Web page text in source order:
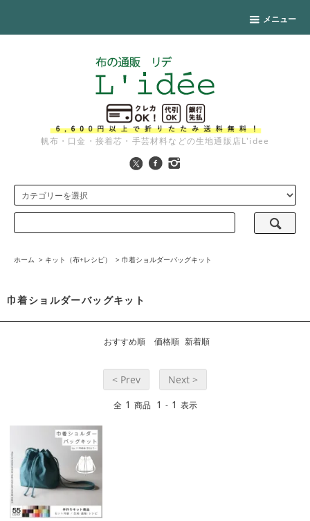
メニュー
帆布・口金・接着芯・手芸材料などの生地通販店L'idee
ホーム > キット（布+レシピ） > 巾着ショルダーバッグキット
巾着ショルダーバッグキット
おすすめ順 価格順 新着順
< Prev Next >
全 1 商品 1 - 1 表示